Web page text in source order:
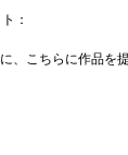
：
、こちらに作品を